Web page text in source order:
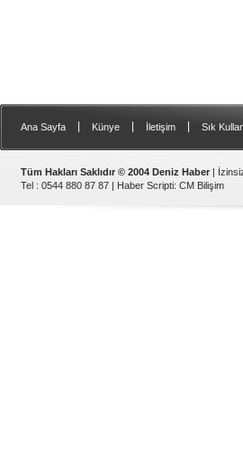
Ana Sayfa Künye İletişim Sık
Tüm Hakları Saklıdır © 2004 Deniz Haber |
Tel : 0544 880 87 87 | Haber Scripti: CM Bilişim